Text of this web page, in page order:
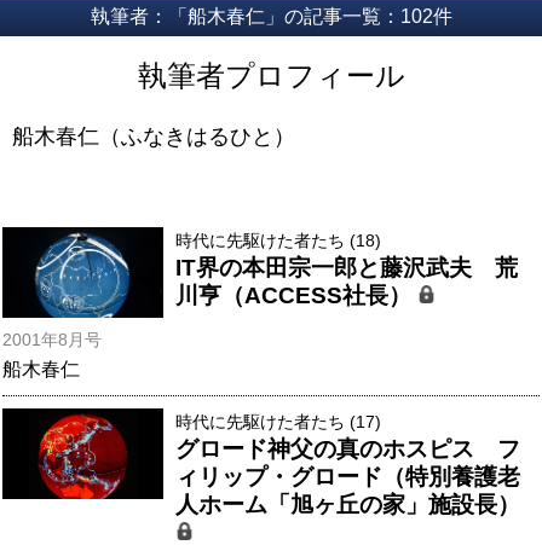
執筆者：「船木春仁」の記事一覧：102件
執筆者プロフィール
船木春仁（ふなきはるひと）
時代に先駆けた者たち (18)
IT界の本田宗一郎と藤沢武夫 荒
川亨（ACCESS社長）
2001年8月号
船木春仁
時代に先駆けた者たち (17)
グロード神父の真のホスピス フ
ィリップ・グロード（特別養護老
人ホーム「旭ヶ丘の家」施設長）